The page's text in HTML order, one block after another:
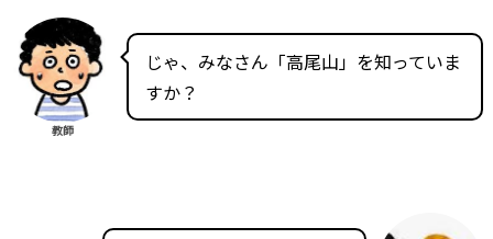
教師
じゃ、みなさん「高尾山」を知っていま
すか？